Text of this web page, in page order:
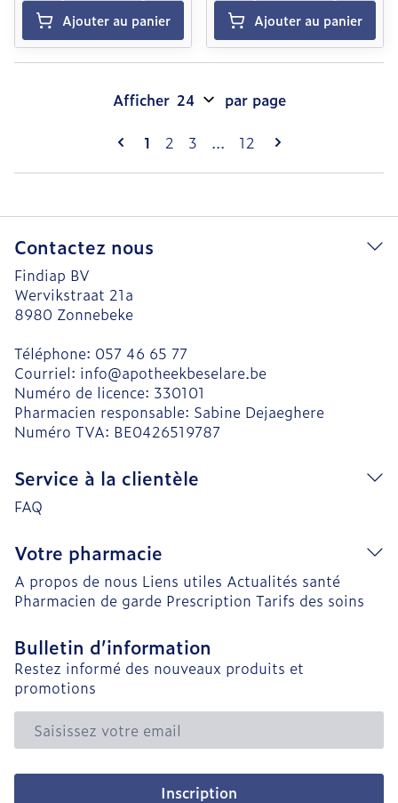
Ajouter au panier Ajouter au panier
Vous lisez actuellement la page
1 Page
2 Page
3 ... Page
12
Afficher par page
Contactez nous
Findiap BV
Wervikstraat 21a
8980 Zonnebeke
Téléphone: 057 46 65 77
Courriel: info@apotheekbeselare.be
Numéro de licence: 330101
Pharmacien responsable: Sabine Dejaeghere
Numéro TVA: BE0426519787
Service à la clientèle
FAQ
Votre pharmacie
A propos de nous Liens utiles Actualités santé
Pharmacien de garde Prescription Tarifs des soins
Bulletin d’information
Restez informé des nouveaux produits et
promotions
Adresse mail
Inscription